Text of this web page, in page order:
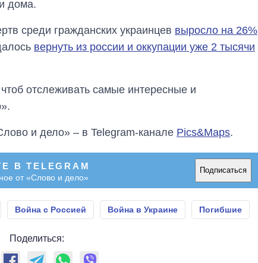
дома.
среди гражданских украинцев выросло на 26%
вернуть из россии и оккупации уже 2 тысячи
отслеживать самые интересные и
и дело» – в Telegram-канале Pics&Maps.
В TELEGRAM
от «Слово и дело»
Подписаться
Война с Россией Война в Украине Погибшие
Поделиться: